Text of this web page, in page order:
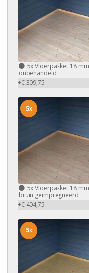
5xVloerpakket 18 mm
onbehandeld
+€ 309,75
5xVloerpakket 18 mm
bruin geïmpregneerd
+€ 404,75
5x
5x